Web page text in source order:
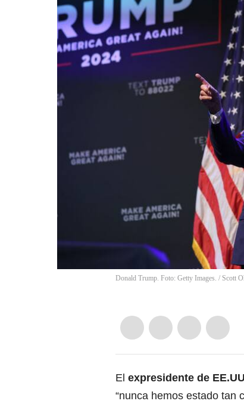
Donald Trump. Foto: Getty Images. / Scott
El expresidente de
“nunca hemos estado tan